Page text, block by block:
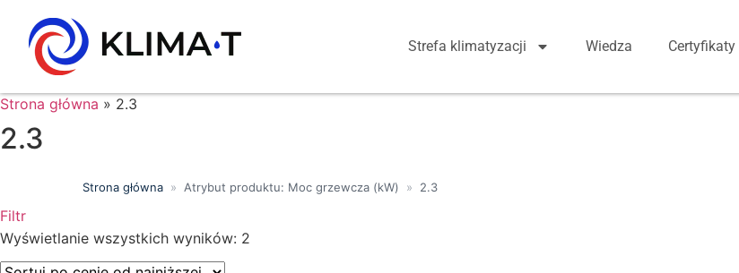
Strefa klimatyzacji Wiedza Certyfikaty
Strona główna » 2.3
2.3
Strona główna » Atrybut produktu: Moc grzewcza (kW) » 2.3
Filtr
Wyszukiwanie tekstowe
Kategorie produktów
Wyświetlanie wszystkich wyników: 2